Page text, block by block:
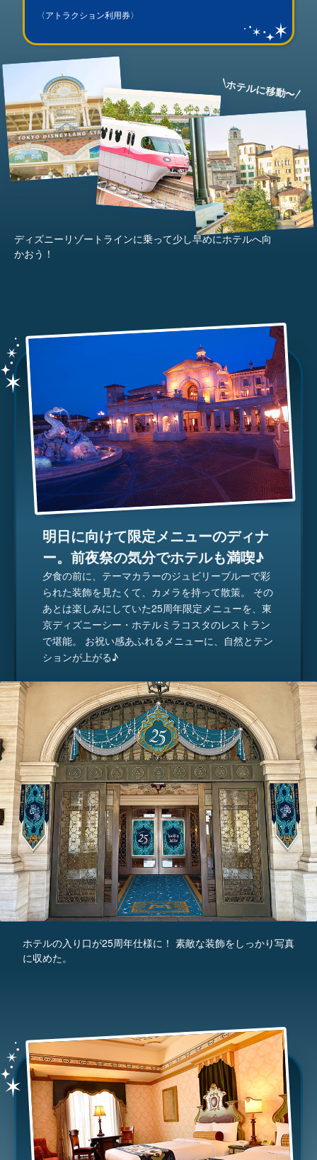
〈アトラクション利用券〉
ホテルに移動〜
ディズニーリゾートラインに乗って少し早めにホテルへ向
かおう！
明日に向けて限定メニューのディナ
ー。前夜祭の気分でホテルも満喫♪
夕食の前に、テーマカラーのジュビリーブルーで彩
られた装飾を見たくて、カメラを持って散策。 その
あとは楽しみにしていた25周年限定メニューを、東
京ディズニーシー・ホテルミラコスタのレストラン
で堪能。 お祝い感あふれるメニューに、自然とテン
ションが上がる♪
ホテルの入り口が25周年仕様に！ 素敵な装飾をしっかり写真
に収めた。